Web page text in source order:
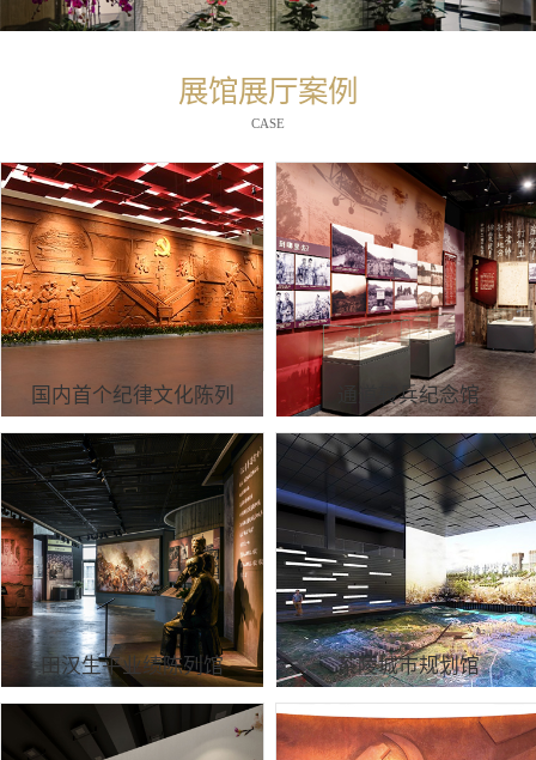
展馆展厅案例
CASE
国内首个纪律文化陈列 通道转兵纪念馆
田汉生平业绩陈列馆 茶陵城市规划馆